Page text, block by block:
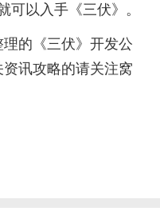
可以入手《三伏》。
的《三伏》开发公
讯攻略的请关注窝